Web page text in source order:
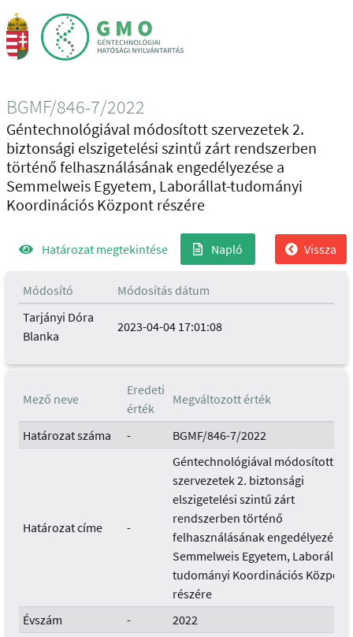
BGMF/846-7/2022
Géntechnológiával módosított szervezetek 2.
biztonsági elszigetelési szintű zárt rendszerben
történő felhasználásának engedélyezése a
Semmelweis Egyetem, Laborállat-tudományi
Koordinációs Központ részére
Határozat megtekintése Napló Vissza
Módosító
Módosítás dátum
Tarjányi Dóra
Blanka
2023-04-04 17:01:08
Mező neve
Eredeti
érték
Megváltozott érték
Határozat száma - BGMF/846-7/2022
Határozat címe -
Géntechnológiával módosított
szervezetek 2. biztonsági
elszigetelési szintű zárt
rendszerben történő
felhasználásának engedélyezése a
Semmelweis Egyetem, Laborállat-
tudományi Koordinációs Központ
részére
Évszám
-
2022